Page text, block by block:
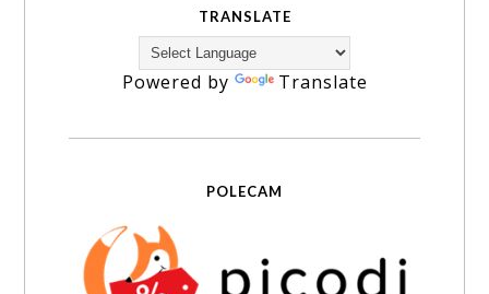
TRANSLATE
Powered by Translate
POLECAM